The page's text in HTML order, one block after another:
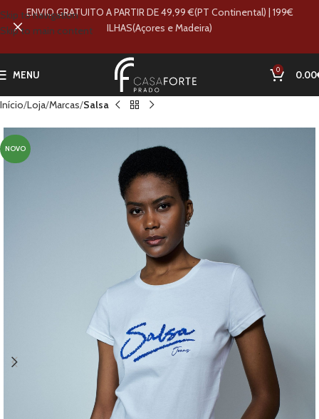
Skip to navigation
Skip to main content
MENU 0 0.00
Início Loja Marcas Salsa
NOVO
ENVIO GRATUITO A PARTIR DE 49,99 €(PT Continental) | 199€
ILHAS(Açores e Madeira)